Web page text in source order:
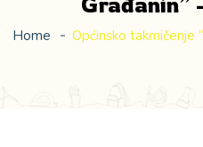
Home Općinsko takmičenje